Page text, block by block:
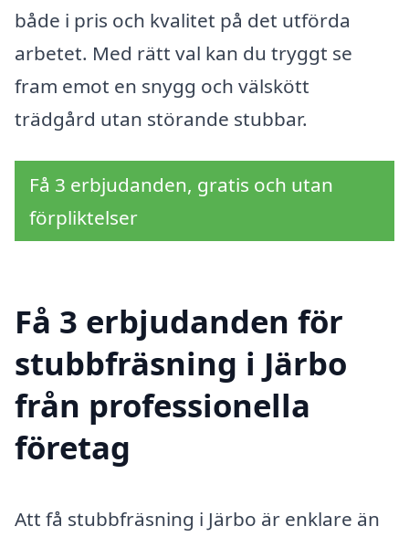
både i pris och kvalitet på det utförda
arbetet. Med rätt val kan du tryggt se
fram emot en snygg och välskött
trädgård utan störande stubbar.
Få 3 erbjudanden, gratis och utan
förpliktelser
Få 3 erbjudanden för
stubbfräsning i Järbo
från professionella
företag
Att få stubbfräsning i Järbo är enklare än